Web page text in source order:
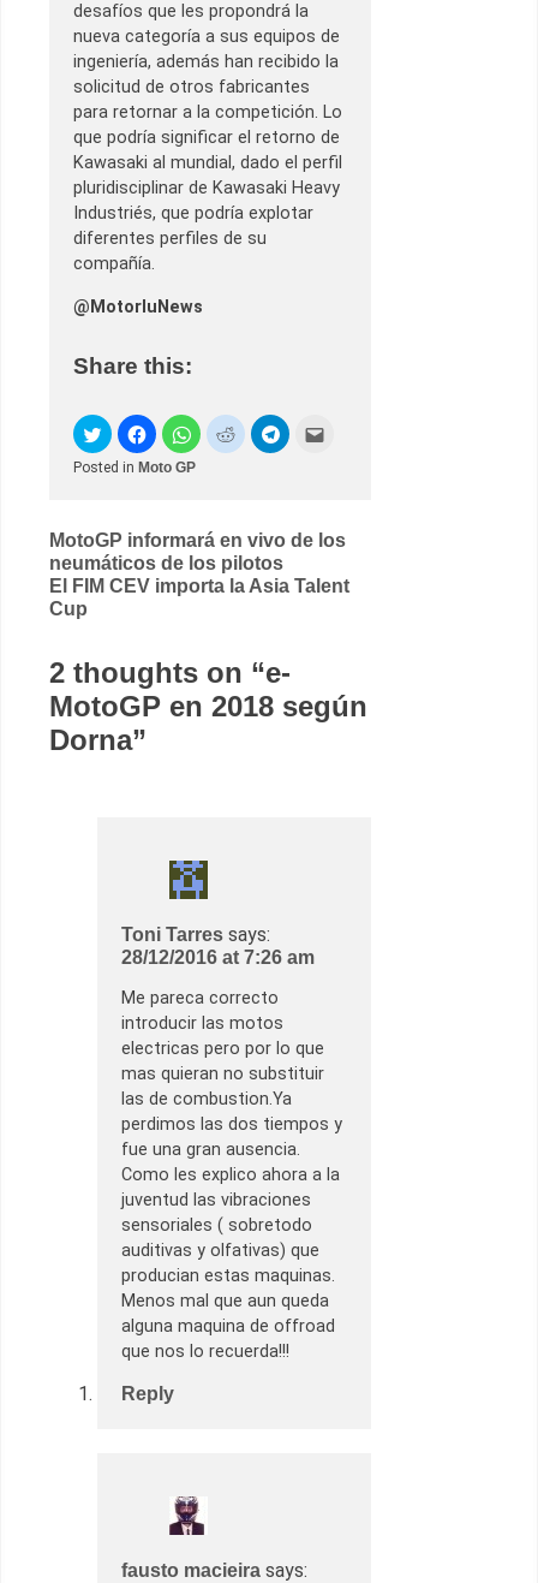
desafíos que les propondrá la
nueva categoría a sus equipos de
ingeniería, además han recibido la
solicitud de otros fabricantes
para retornar a la competición. Lo
que podría significar el retorno de
Kawasaki al mundial, dado el perfil
pluridisciplinar de Kawasaki Heavy
Industriés, que podría explotar
diferentes perfiles de su
compañía.
@MotorluNews
Share this:
Posted in Moto GP
Post
navigation
MotoGP informará en vivo de los
neumáticos de los pilotos
El FIM CEV importa la Asia Talent
Cup
2 thoughts on “e-
MotoGP en 2018 según
Dorna”
Toni Tarres says:
28/12/2016 at 7:26 am
Me pareca correcto
introducir las motos
electricas pero por lo que
mas quieran no substituir
las de combustion.Ya
perdimos las dos tiempos y
fue una gran ausencia.
Como les explico ahora a la
juventud las vibraciones
sensoriales ( sobretodo
auditivas y olfativas) que
producian estas maquinas.
Menos mal que aun queda
alguna maquina de offroad
que nos lo recuerda!!!
Reply
fausto macieira says: